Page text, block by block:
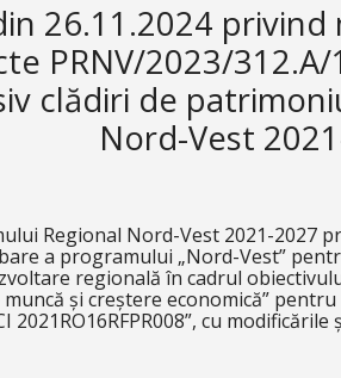
26.11.2024
PRNV/2023/
clădiri de
Nord-Vest
Regional Nord-Vest 2021-2027
a programului „Nord-Vest”
regională în cadrul
și creștere economică” pentru
cu modificările